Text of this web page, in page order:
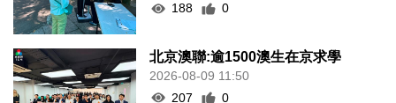
188
0
北京澳聯:逾1500澳生在京求學
2026-08-09 11:50
207
0